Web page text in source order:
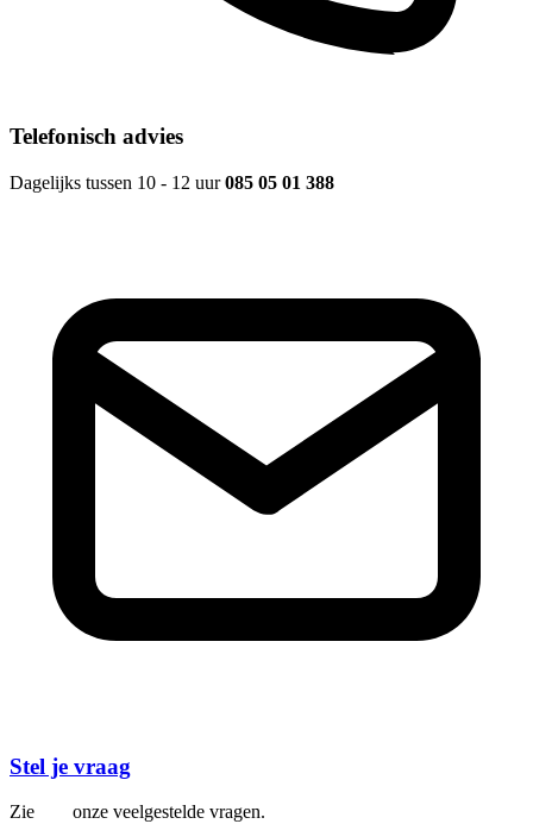
Telefonisch advies
Dagelijks tussen 10 - 12 uur085 05 01 388
Stel je vraag
Zie onze veelgestelde vragen.